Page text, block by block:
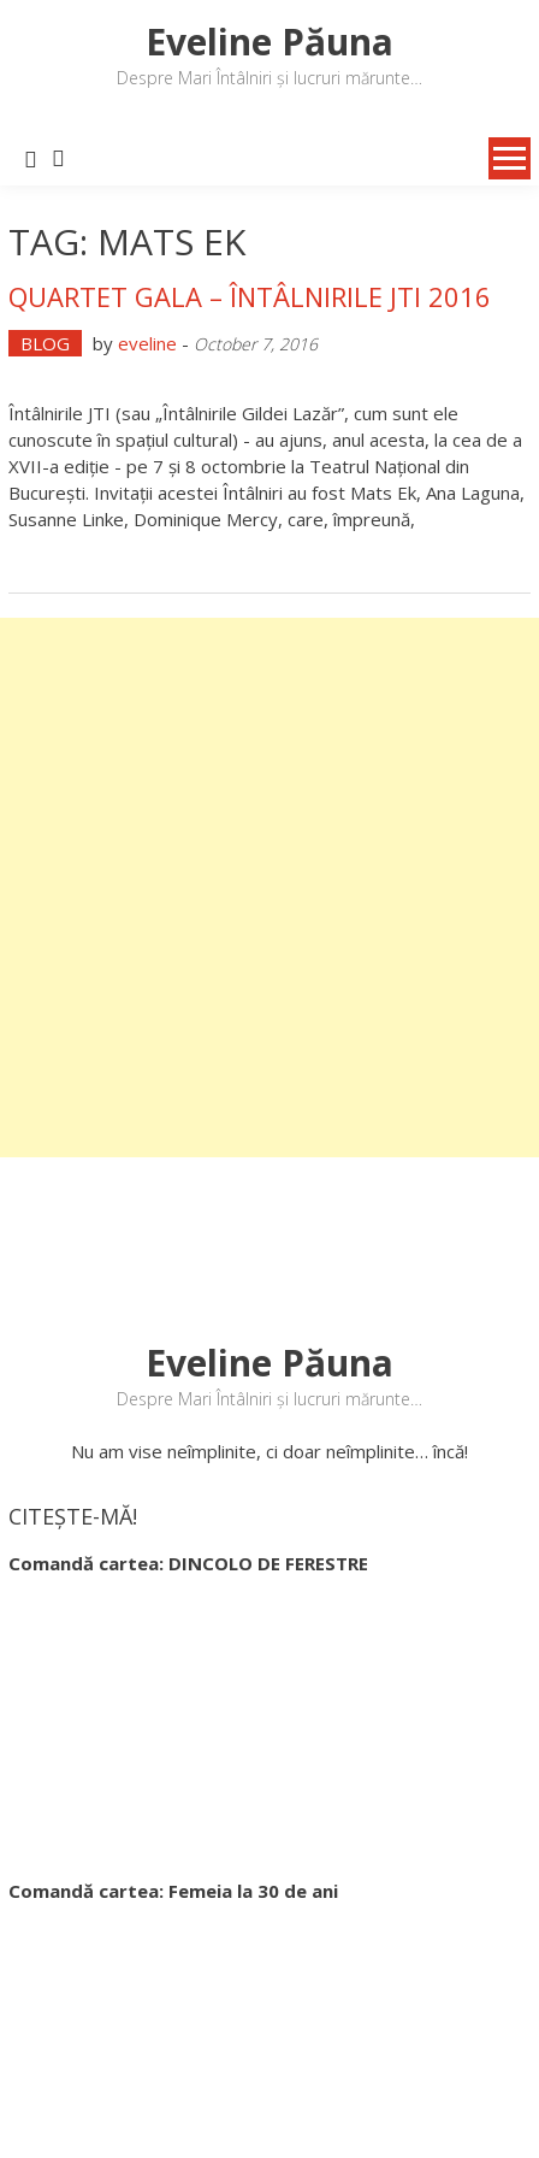
Eveline Păuna
Despre Mari Întâlniri și lucruri mărunte…
TAG: MATS EK
QUARTET GALA – ÎNTÂLNIRILE JTI 2016
BLOG by eveline - October 7, 2016
Întâlnirile JTI (sau „Întâlnirile Gildei Lazăr”, cum sunt ele
cunoscute în spațiul cultural) - au ajuns, anul acesta, la cea de a
XVII-a ediție - pe 7 și 8 octombrie la Teatrul Național din
București. Invitații acestei Întâlniri au fost Mats Ek, Ana Laguna,
Susanne Linke, Dominique Mercy, care, împreună,
Eveline Păuna
Despre Mari Întâlniri și lucruri mărunte…
Nu am vise neîmplinite, ci doar neîmplinite… încă!
CITEȘTE-MĂ!
Comandă cartea: DINCOLO DE FERESTRE
Comandă cartea: Femeia la 30 de ani